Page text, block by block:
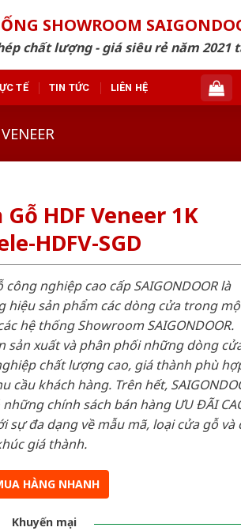
SHOWROOM
chất lượng - giá siêu rẻ năm 2021
TẾ TIN TỨC LIÊN HỆ
Gỗ HDF Veneer 1K
HDFV-SGD
công nghiệp cao cấp SAIGONDOOR là
hiệu sản phẩm các dòng cửa trong
hệ thống Showroom SAIGONDOOR.
sản xuất và phân phối những dòng
chất lượng cao, giá thành phù
cầu khách hàng. Trên hết,
những chính sách bán hàng ƯU ĐÃI
sự đa dạng về mẫu mã, loại cửa gỗ và
giá thành.
HÀNG NHANH
Khuyến mại